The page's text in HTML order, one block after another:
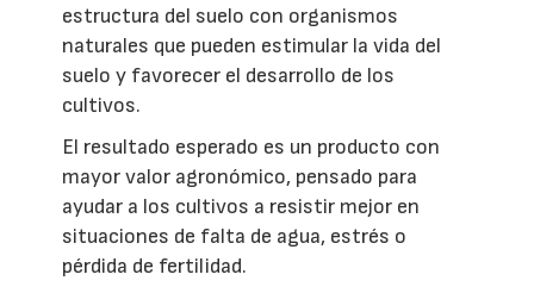
estructura del suelo con organismos
naturales que pueden estimular la vida del
suelo y favorecer el desarrollo de los
cultivos.
El resultado esperado es un producto con
mayor valor agronómico, pensado para
ayudar a los cultivos a resistir mejor en
situaciones de falta de agua, estrés o
pérdida de fertilidad.